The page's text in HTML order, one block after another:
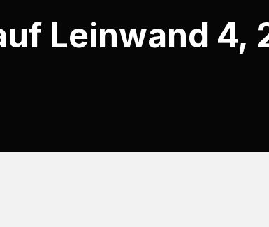
Leinwand 4,